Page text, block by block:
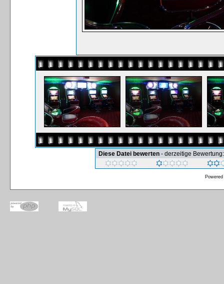
Diese Datei bewerten - derzeitige